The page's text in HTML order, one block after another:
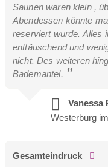
Saunen waren klein ,
Abendessen könnte
reserviert wurde. Alles
enttäuschend und
nicht. Des weiteren
Bademantel.
Vanessa
Westerburg im
Gesamteindruck